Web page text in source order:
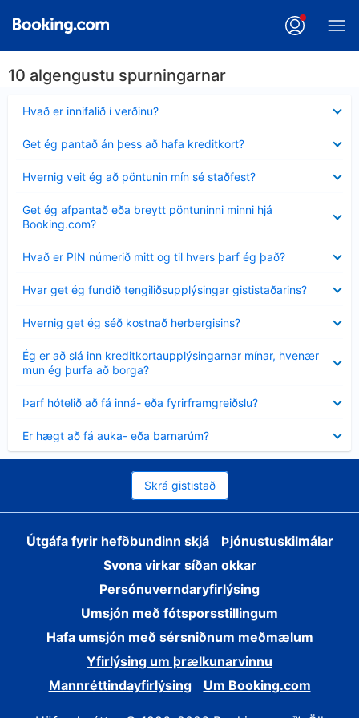
10 algengustu spurningarnar
Hvað er innifalið í verðinu?
sýnt
Get ég pantað án þess að hafa kreditkort?
sýnt
Hvernig veit ég að pöntunin mín sé staðfest?
sýnt
Get ég afpantað eða breytt pöntuninni minni hjá
Booking.com?
sýnt
Hvað er PIN númerið mitt og til hvers þarf ég það?
sýnt
Hvar get ég fundið tengiliðsupplýsingar gististaðarins?
sýnt
Hvernig get ég séð kostnað herbergisins?
sýnt
Ég er að slá inn kreditkortaupplýsingarnar mínar, hvenær
mun ég þurfa að borga?
Minna
sýnt
Þarf hótelið að fá inná- eða fyrirframgreiðslu?
sýnt
Er hægt að fá auka- eða barnarúm?
sýnt
Skrá gististað
Útgáfa fyrir hefðbundinn skjá
Þjónustuskilmálar
Svona virkar síðan okkar
Persónuverndaryfirlýsing
Umsjón með fótsporsstillingum
Hafa umsjón með sérsniðnum meðmælum
Yfirlýsing um þrælkunarvinnu
Mannréttindayfirlýsing
Um Booking.com